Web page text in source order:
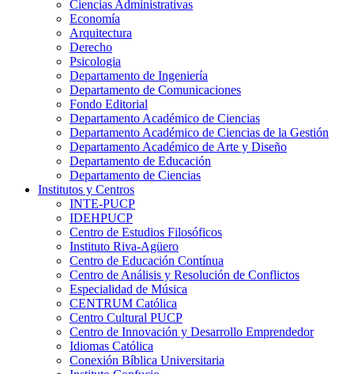
Ciencias Administrativas
Economía
Arquitectura
Derecho
Psicologia
Departamento de Ingeniería
Departamento de Comunicaciones
Fondo Editorial
Departamento Académico de Ciencias
Departamento Académico de Ciencias de la Gestión
Departamento Académico de Arte y Diseño
Departamento de Educación
Departamento de Ciencias
Institutos y Centros
INTE-PUCP
IDEHPUCP
Centro de Estudios Filosóficos
Instituto Riva-Agüero
Centro de Educación Contínua
Centro de Análisis y Resolución de Conflictos
Especialidad de Música
CENTRUM Católica
Centro Cultural PUCP
Centro de Innovación y Desarrollo Emprendedor
Idiomas Católica
Conexión Bíblica Universitaria